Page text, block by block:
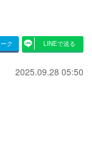
ク LINEで送る
2025.09.28 05:50